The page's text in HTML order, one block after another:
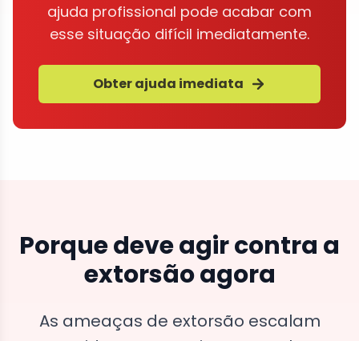
ajuda profissional pode acabar com
esse situação difícil imediatamente.
Obter ajuda imediata
Porque deve agir contra a
extorsão agora
As ameaças de extorsão escalam